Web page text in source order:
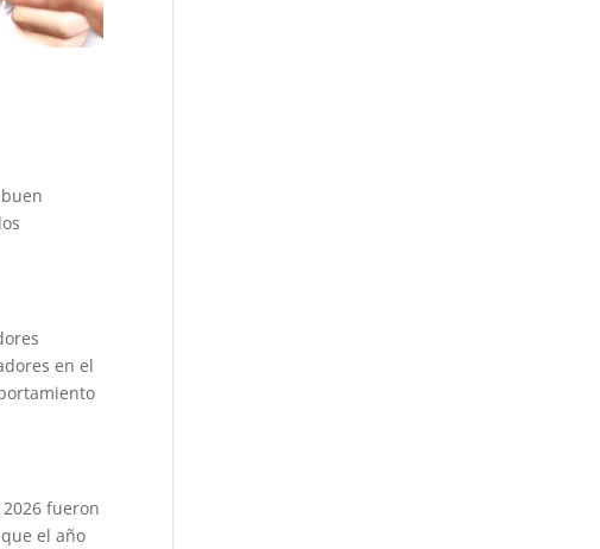
en el
fueron
el año